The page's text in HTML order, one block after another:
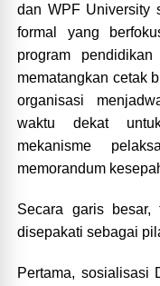
dan WPF University
formal yang
program
mematangkan cetak
organisasi
waktu dekat
mekanisme
memorandum
Secara garis besar,
disepakati sebagai
Pertama, sosialisasi